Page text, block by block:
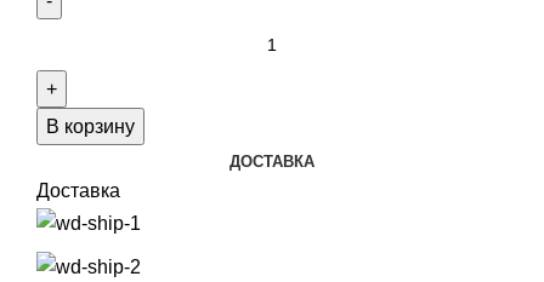
Philip
Watch
В корзину
ДОСТАВКА
Доставка